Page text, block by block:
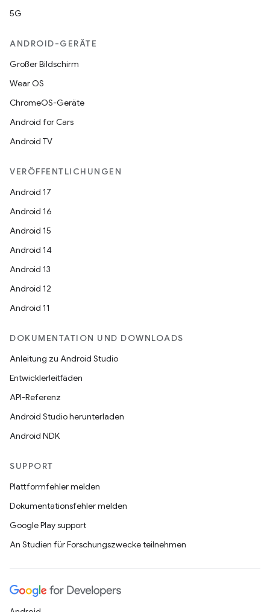
5G
ANDROID-GERÄTE
Großer Bildschirm
Wear OS
ChromeOS-Geräte
Android for Cars
Android TV
VERÖFFENTLICHUNGEN
Android 17
Android 16
Android 15
Android 14
Android 13
Android 12
Android 11
DOKUMENTATION UND DOWNLOADS
Anleitung zu Android Studio
Entwicklerleitfäden
API-Referenz
Android Studio herunterladen
Android NDK
SUPPORT
Plattformfehler melden
Dokumentationsfehler melden
Google Play support
An Studien für Forschungszwecke teilnehmen